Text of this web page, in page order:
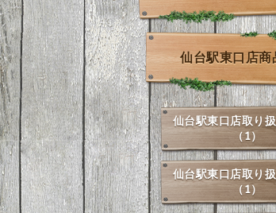
仙台駅東口店商
仙台駅東口店取り
（1）
仙台駅東口店取り
（1）